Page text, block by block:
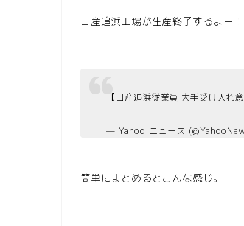
日産追浜工場が生産終了するよー
【日産追浜従業員 大手受け入れ意
— Yahoo!ニュース
簡単にまとめるとこんな感じ。